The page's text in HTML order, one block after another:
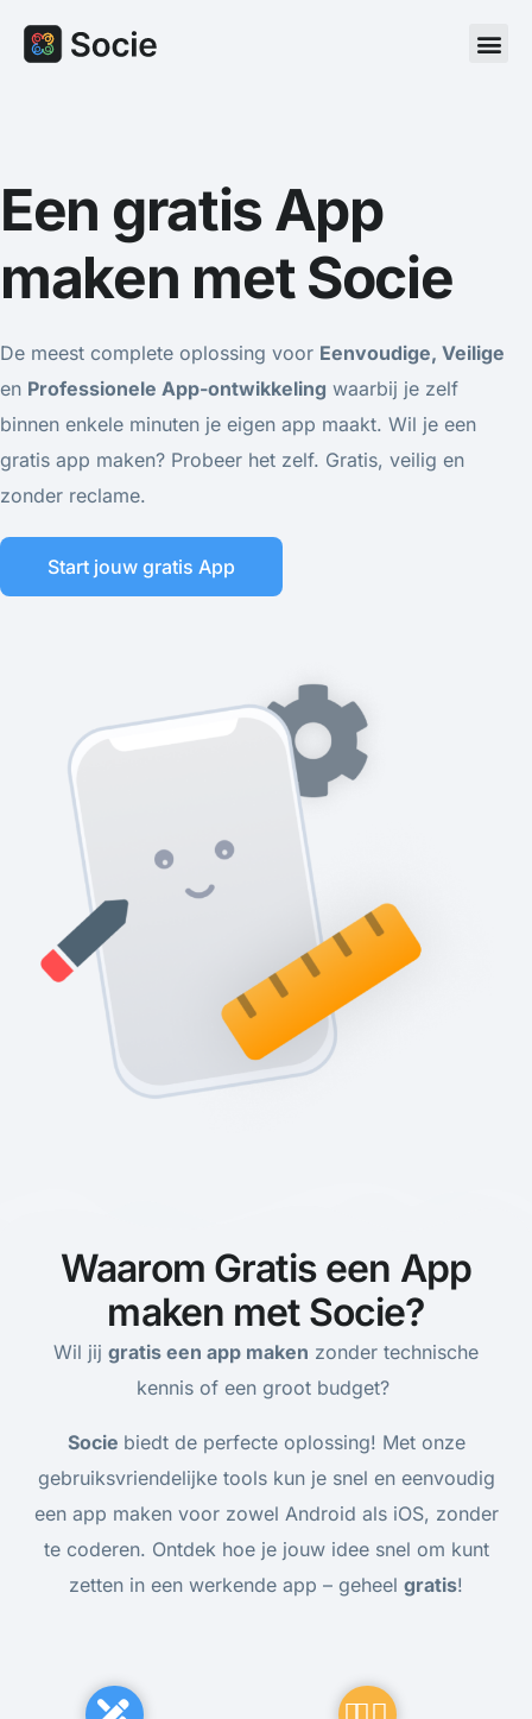
Een gratis App
maken met Socie
De meest complete oplossing voor Eenvoudige, Veilige
en Professionele App-ontwikkeling waarbij je zelf
binnen enkele minuten je eigen app maakt. Wil je een
gratis app maken? Probeer het zelf. Gratis, veilig en
zonder reclame.
Start jouw gratis App
Waarom Gratis een App
maken met Socie?
Wil jij gratis een app maken zonder technische
kennis of een groot budget?
Socie biedt de perfecte oplossing! Met onze
gebruiksvriendelijke tools kun je snel en eenvoudig
een app maken voor zowel Android als iOS, zonder
te coderen. Ontdek hoe je jouw idee snel om kunt
zetten in een werkende app – geheel gratis!